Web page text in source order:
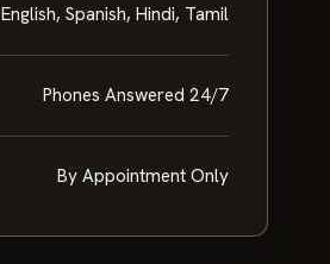
English, Spanish, Hindi, Tamil
Phones Answered 24/7
By Appointment Only